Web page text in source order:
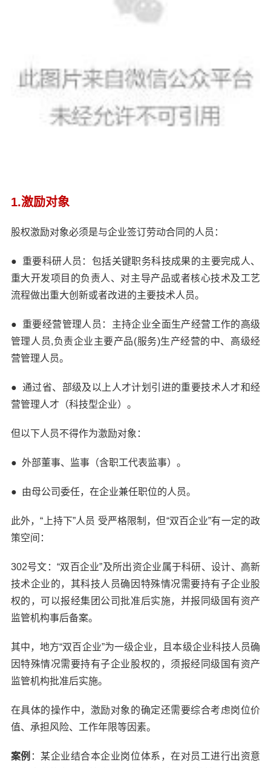
1.激励对象
股权激励对象必须是与企业签订劳动合同的人员：
● 重要科研人员：包括关键职务科技成果的主要完成人、
重大开发项目的负责人、对主导产品或者核心技术及工艺
流程做出重大创新或者改进的主要技术人员。
● 重要经营管理人员：主持企业全面生产经营工作的高级
管理人员,负责企业主要产品(服务)生产经营的中、高级经
营管理人员。
●通过省、部级及以上人才计划引进的重要技术人才和经
营管理人才（科技型企业）。
但以下人员不得作为激励对象：
● 外部董事、监事（含职工代表监事）。
● 由母公司委任，在企业兼任职位的人员。
此外，“上持下”人员 受严格限制，但“双百企业”有一定的政
策空间：
302号文：“双百企业”及所出资企业属于科研、设计、高新
技术企业的，其科技人员确因特殊情况需要持有子企业股
权的，可以报经集团公司批准后实施，并报同级国有资产
监管机构事后备案。
其中，地方“双百企业”为一级企业，且本级企业科技人员确
因特殊情况需要持有子企业股权的，须报经同级国有资产
监管机构批准后实施。
在具体的操作中，激励对象的确定还需要综合考虑岗位价
值、承担风险、工作年限等因素。
案例 ：某企业结合本企业岗位体系，在对员工进行出资意